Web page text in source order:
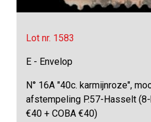
Lot nr. 1583
E - Envelop
N° 16A "40c. karmijnroze",
afstempeling P.57-Hasselt
€40 + COBA €40)